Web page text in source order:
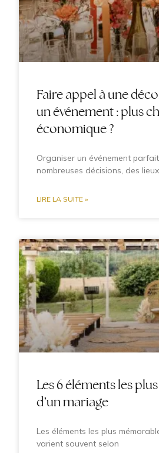
Faire appel à une
un événement : plus
économique ?
Organiser un événement
nombreuses décisions, des lieux
LIRE LA SUITE »
Les 6 éléments les
d’un mariage
Les éléments les plus
varient souvent selon